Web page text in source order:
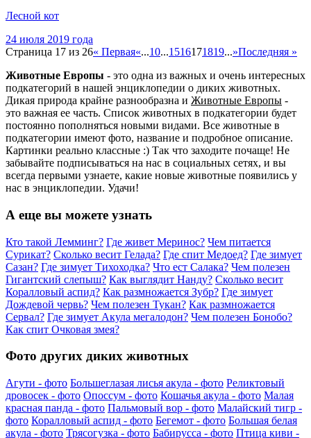
Лесной кот
24 июля 2019 года
Страница 17 из 26« Первая«...10...1516171819...»Последняя »
Животные Европы - это одна из важных и очень интересных
подкатегорий в нашей энциклопедии о диких животных.
Дикая природа крайне разнообразна и Животные Европы -
это важная ее часть. Список животных в подкатегории будет
постоянно пополняться новыми видами. Все животные в
подкатегории имеют фото, название и подробное описание.
Картинки реально классные :) Так что заходите почаще! Не
забывайте подписываться на нас в социальных сетях, и вы
всегда первыми узнаете, какие новые животные появились у
нас в энциклопедии. Удачи!
А еще вы можете узнать
Кто такой Лемминг? Где живет Меринос? Чем питается
Сурикат? Сколько весит Гелада? Где спит Медоед? Где зимует
Сазан? Где зимует Тихоходка? Что ест Салака? Чем полезен
Гигантский слепыш? Как выглядит Нанду? Сколько весит
Коралловый аспид? Как размножается Зубр? Где зимует
Дождевой червь? Чем полезен Тукан? Как размножается
Сервал? Где зимует Акула мегалодон? Чем полезен Бонобо?
Как спит Очковая змея?
Фото других диких животных
Агути - фото Большеглазая лисья акула - фото Реликтовый
дровосек - фото Опоссум - фото Кошачья акула - фото Малая
красная панда - фото Пальмовый вор - фото Малайский тигр -
фото Коралловый аспид - фото Бегемот - фото Большая белая
акула - фото Трясогузка - фото Бабирусса - фото Птица киви -